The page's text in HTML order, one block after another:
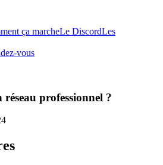
ça marcheLe DiscordLes
vous
professionnel ?